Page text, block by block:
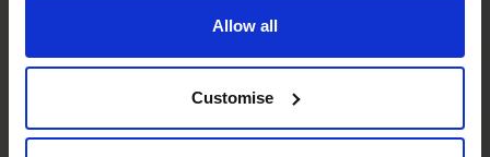
Allow all
Customise
Que faire si nous avons atteint un plafond
Soutenez-vous l’expansion internationale
dans le cadre d’un plan de gestion de